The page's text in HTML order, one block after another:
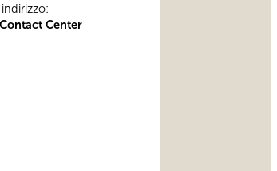
Contact Center